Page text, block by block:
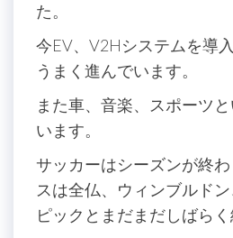
た。
今EV、V2Hシステムを導
うまく進んでいます。
また車、音楽、スポーツ
います。
サッカーはシーズンが終
スは全仏、ウィンブルド
ピックとまだまだしばらく